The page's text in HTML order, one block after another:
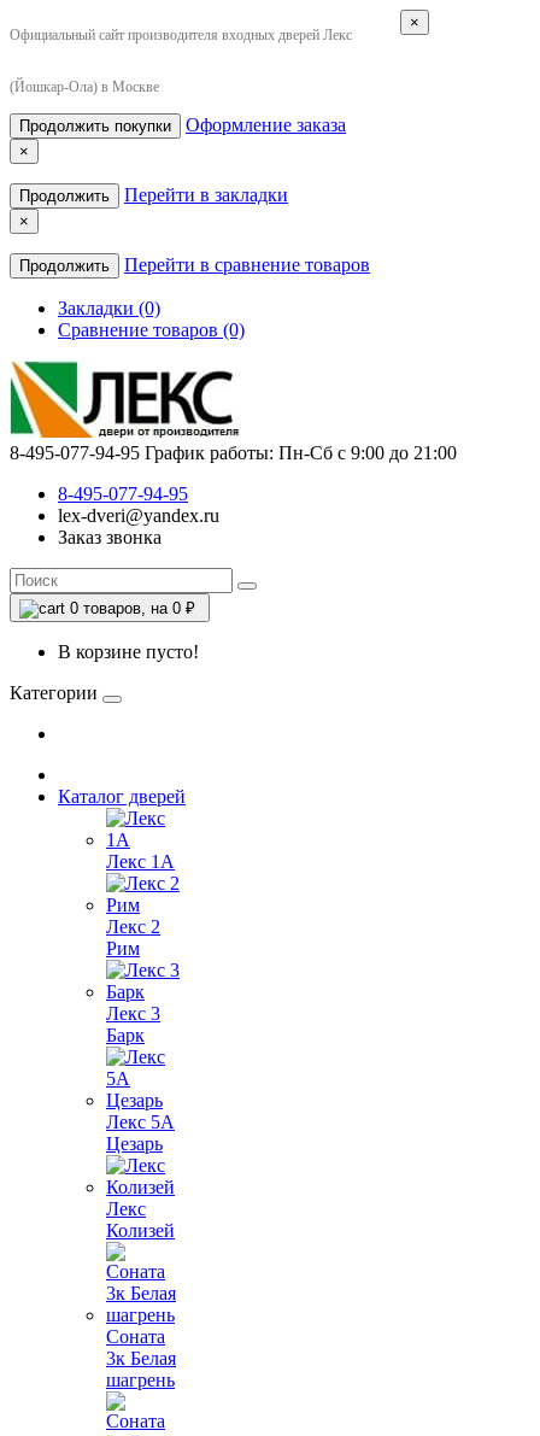
Официальный сайт производителя входных дверей Лекс
(Йошкар-Ола) в Москве
×
Продолжить покупки Оформление заказа
×
Продолжить Перейти в закладки
×
Продолжить Перейти в сравнение товаров
Закладки (0)
Сравнение товаров (0)
8-495-077-94-95 График работы: Пн-Сб с 9:00 до 21:00
8-495-077-94-95
lex-dveri@yandex.ru
Заказ звонка
0 товаров, на 0 ₽
В корзине пусто!
Категории
Каталог дверей
Лекс 1А
Лекс 2
Рим
Лекс 3
Барк
Лекс 5А
Цезарь
Лекс
Колизей
Соната
3к Белая
шагрень